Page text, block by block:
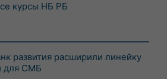
курсы НБ РБ
развития расширили линейку
для СМБ